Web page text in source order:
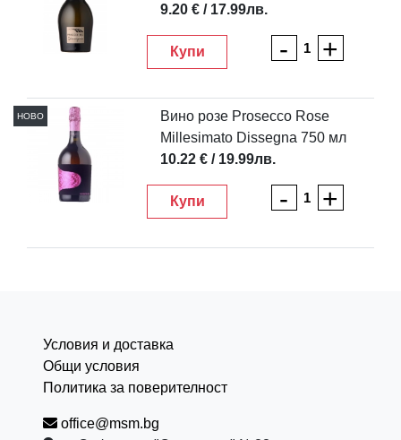
9.20 € / 17.99лв.
Купи - +
НОВО
Вино розе Prosecco Rose
Millesimato Dissegna 750 мл
10.22 € / 19.99лв.
Купи - +
Условия и доставка
Общи условия
Политика за поверителност
office@msm.bg